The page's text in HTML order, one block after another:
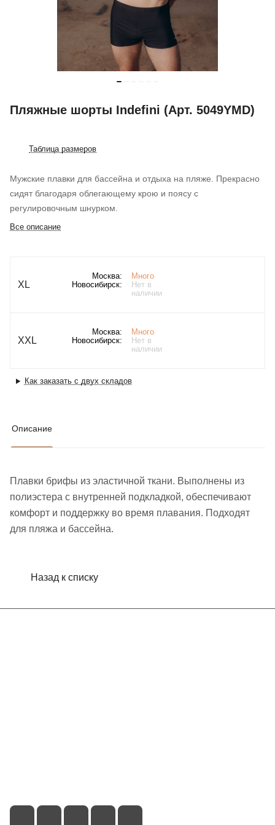
Пляжные шорты Indefini (Арт. 5049YMD)
Таблица размеров
Мужские плавки для бассейна и отдыха на пляже. Прекрасно
сидят благодаря облегающему крою и поясу с
регулировочным шнурком.
Все описание
XL
Москва:
Много
Новосибирск:
Нет в
наличии
XXL
Москва:
Много
Новосибирск:
Нет в
наличии
Как заказать с двух складов
Описание
Плавки брифы из эластичной ткани. Выполнены из
полиэстера с внутренней подкладкой, обеспечивают
комфорт и поддержку во время плавания. Подходят
для пляжа и бассейна.
Назад к списку